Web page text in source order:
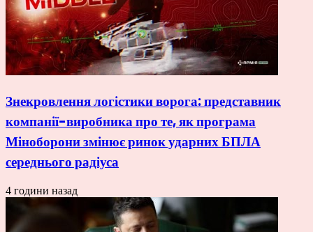
Знекровлення логістики ворога: представник
компанії-виробника про те, як програма
Міноборони змінює ринок ударних БПЛА
середнього радіуса
4 години назад